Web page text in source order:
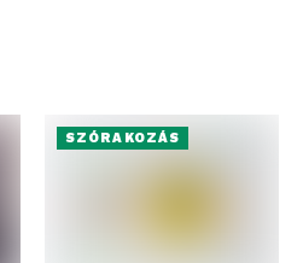
SZÓRAKOZÁS